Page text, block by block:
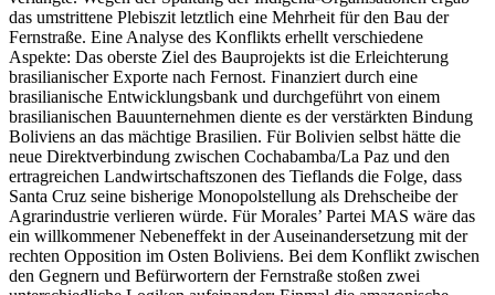
das umstrittene Plebiszit letztlich eine Mehrheit für den Bau der
Fernstraße. Eine Analyse des Konflikts erhellt verschiedene
Aspekte: Das oberste Ziel des Bauprojekts ist die Erleichterung
brasilianischer Exporte nach Fernost. Finanziert durch eine
brasilianische Entwicklungsbank und durchgeführt von einem
brasilianischen Bauunternehmen diente es der verstärkten Bindung
Boliviens an das mächtige Brasilien. Für Bolivien selbst hätte die
neue Direktverbindung zwischen Cochabamba/La Paz und den
ertragreichen Landwirtschaftszonen des Tieflands die Folge, dass
Santa Cruz seine bisherige Monopolstellung als Drehscheibe der
Agrarindustrie verlieren würde. Für Morales’ Partei MAS wäre das
ein willkommener Nebeneffekt in der Auseinandersetzung mit der
rechten Opposition im Osten Boliviens. Bei dem Konflikt zwischen
den Gegnern und Befürwortern der Fernstraße stoßen zwei